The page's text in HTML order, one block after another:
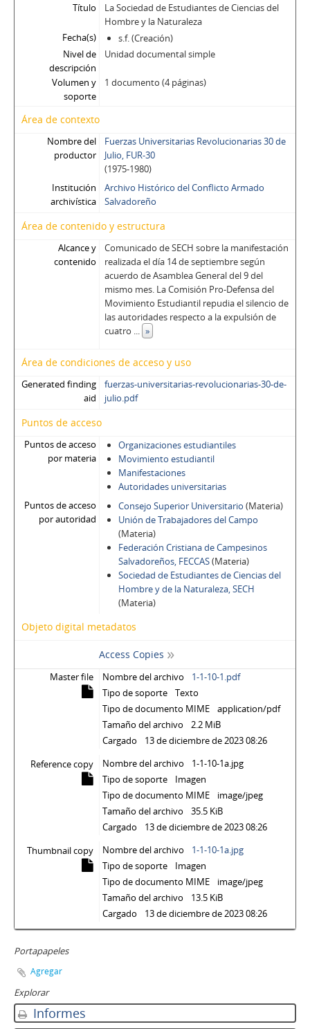
Título
La Sociedad de Estudiantes de Ciencias del
Hombre y la Naturaleza
Fecha(s)
s.f. (Creación)
Nivel de
descripción
Unidad documental simple
Volumen y
soporte
1 documento (4 páginas)
Área de contexto
Nombre del
productor
Fuerzas Universitarias Revolucionarias 30 de
Julio, FUR-30
(1975-1980)
Institución
archivística
Archivo Histórico del Conflicto Armado
Salvadoreño
Área de contenido y estructura
Alcance y
contenido
Comunicado de SECH sobre la manifestación
realizada el día 14 de septiembre según
acuerdo de Asamblea General del 9 del
mismo mes. La Comisión Pro-Defensa del
Movimiento Estudiantil repudia el silencio de
las autoridades respecto a la expulsión de
cuatro ... »
Área de condiciones de acceso y uso
Generated finding
aid
fuerzas-universitarias-revolucionarias-30-de-
julio.pdf
Puntos de acceso
Puntos de acceso
por materia
Organizaciones estudiantiles
Movimiento estudiantil
Manifestaciones
Autoridades universitarias
Puntos de acceso
por autoridad
Consejo Superior Universitario (Materia)
Unión de Trabajadores del Campo
(Materia)
Federación Cristiana de Campesinos
Salvadoreños, FECCAS(Materia)
Sociedad de Estudiantes de Ciencias del
Hombre y de la Naturaleza, SECH
(Materia)
Objeto digital metadatos
Access Copies
Master file Nombre del archivo
1-1-10-1.pdf
Tipo de soporte
Texto
Tipo de documento MIME
application/pdf
Tamaño del archivo
2.2 MiB
Cargado
13 de diciembre de 2023 08:26
Reference copy
Nombre del archivo
1-1-10-1a.jpg
Tipo de soporte
Imagen
Tipo de documento MIME
image/jpeg
Tamaño del archivo
35.5 KiB
Cargado
13 de diciembre de 2023 08:26
Thumbnail copy
Nombre del archivo
1-1-10-1a.jpg
Tipo de soporte
Imagen
Tipo de documento MIME
image/jpeg
Tamaño del archivo
13.5 KiB
Cargado
13 de diciembre de 2023 08:26
Portapapeles
Agregar
Explorar
Informes